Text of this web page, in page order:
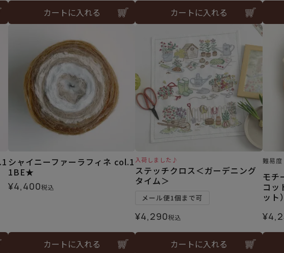
カートに入れる カートに入れる
シャイニーファーラフィネ col.1
1BE★
¥4,400税込
カートに入れる
入荷しました♪
ステッチクロス＜ガーデニング
タイム＞
メール便1個まで可
¥4,290税込
カートに入れる
難易度
モチ
コッ
ット）
¥